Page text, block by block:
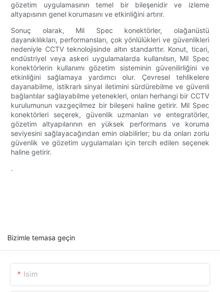
gözetim uygulamasının temel bir bileşenidir ve izleme
altyapısının genel korumasını ve etkinliğini artırır.
Sonuç olarak, Mil Spec konektörler, olağanüstü
dayanıklılıkları, performansları, çok yönlülükleri ve güvenlikleri
nedeniyle CCTV teknolojisinde altın standarttır. Konut, ticari,
endüstriyel veya askeri uygulamalarda kullanılsın, Mil Spec
konektörlerin kullanımı gözetim sisteminin güvenilirliğini ve
etkinliğini sağlamaya yardımcı olur. Çevresel tehlikelere
dayanabilme, istikrarlı sinyal iletimini sürdürebilme ve güvenli
bağlantılar sağlayabilme yetenekleri, onları herhangi bir CCTV
kurulumunun vazgeçilmez bir bileşeni haline getirir. Mil Spec
konektörleri seçerek, güvenlik uzmanları ve entegratörler,
gözetim altyapılarının en yüksek performans ve koruma
seviyesini sağlayacağından emin olabilirler; bu da onları zorlu
güvenlik ve gözetim uygulamaları için tercih edilen seçenek
haline getirir.
.
Bizimle temasa geçin
Isim